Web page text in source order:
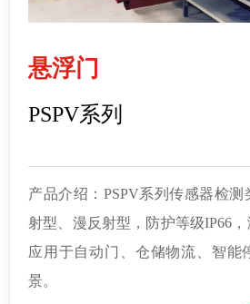
悬浮门
PSPV系列
产品介绍：PSPV系列传感器检测
射型、漫反射型，防护等级IP66，
应用于自动门、仓储物流、智能
景。